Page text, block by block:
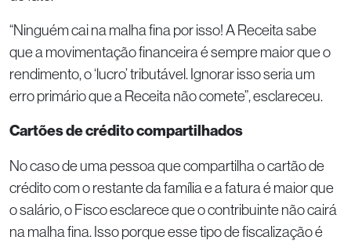
“Ninguém cai na malha fina por isso! A Receita sabe
que a movimentação financeira é sempre maior que o
rendimento, o ‘lucro’ tributável. Ignorar isso seria um
erro primário que a Receita não comete”, esclareceu.
Cartões de crédito compartilhados
No caso de uma pessoa que compartilha o cartão de
crédito com o restante da família e a fatura é maior que
o salário, o Fisco esclarece que o contribuinte não cairá
na malha fina. Isso porque esse tipo de fiscalização é